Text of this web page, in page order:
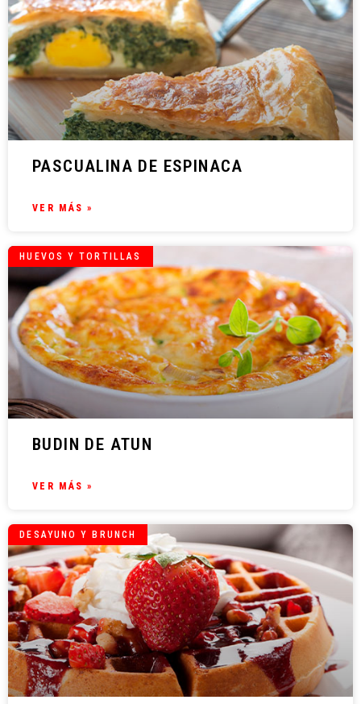
PASCUALINA DE ESPINACA
VER MÁS »
HUEVOS Y TORTILLAS
BUDIN DE ATUN
VER MÁS »
DESAYUNO Y BRUNCH